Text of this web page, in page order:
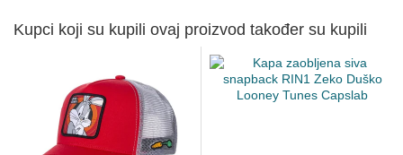
Kupci koji su kupili ovaj proizvod također su kupili